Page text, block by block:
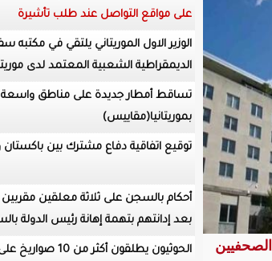
على مواقع التواصل عند طلب تأشيرة
الوزير الاول الموريتاني يلتقي في مكتبه
الديمقراطية الشعبية المعتمد لدى
بموريتانيا(مقاييس)
توقيع اتفاقية دفاع مشترك بين باكستان
أحكام بالسجن على ثلاثة معلقين
بعد إدانتهم بتهمة إهانة رئيس الدولة
الحوثيون يطلقون أكثر من 10 صواريخ على محافظة مأرب باليمن